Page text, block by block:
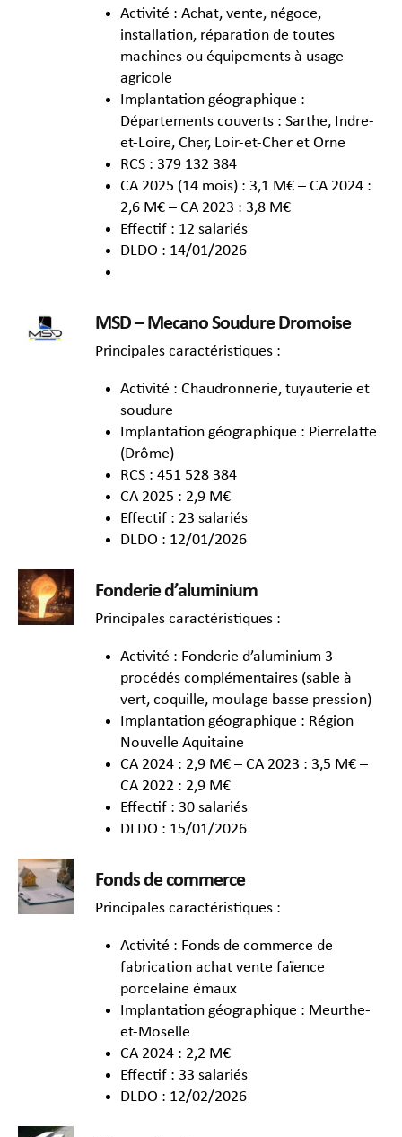
Activité : Achat, vente, négoce,
installation, réparation de toutes
machines ou équipements à usage
agricole
Implantation géographique :
Départements couverts : Sarthe, Indre-
et-Loire, Cher, Loir-et-Cher et Orne
RCS : 379 132 384
CA 2025 (14 mois) : 3,1 M€ – CA 2024 :
2,6 M€ – CA 2023 : 3,8 M€
Effectif : 12 salariés
DLDO : 14/01/2026
MSD – Mecano Soudure Dromoise
Principales caractéristiques :
Activité : Chaudronnerie, tuyauterie et
soudure
Implantation géographique : Pierrelatte
(Drôme)
RCS : 451 528 384
CA 2025 : 2,9 M€
Effectif : 23 salariés
DLDO : 12/01/2026
Fonderie d’aluminium
Principales caractéristiques :
Activité : Fonderie d’aluminium 3
procédés complémentaires (sable à
vert, coquille, moulage basse pression)
Implantation géographique : Région
Nouvelle Aquitaine
CA 2024 : 2,9 M€ – CA 2023 : 3,5 M€ –
CA 2022 : 2,9 M€
Effectif : 30 salariés
DLDO : 15/01/2026
Fonds de commerce
Principales caractéristiques :
Activité : Fonds de commerce de
fabrication achat vente faïence
porcelaine émaux
Implantation géographique : Meurthe-
et-Moselle
CA 2024 : 2,2 M€
Effectif : 33 salariés
DLDO : 12/02/2026